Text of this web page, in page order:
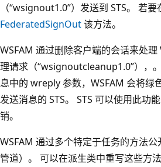
（“wsignout1.0”）发送到 STS。 若
FederatedSignOut该方法。
WSFAM 通过删除客户端的会话来处
理请求（“wsignoutcleanup1.0”），
息中的 wreply 参数，WSFAM 会将绿
发送消息的 STS。 STS 可以使用此功
销。
WSFAM 通过多个特定于任务的方法
管道）。 可以在派生类中重写这些方